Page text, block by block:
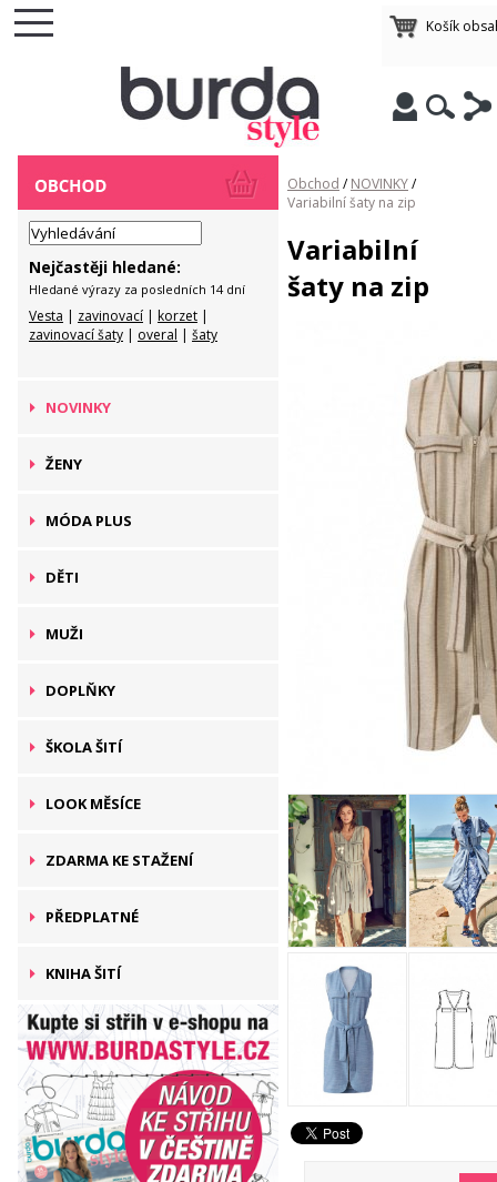
Košík
Nejčastěji hledané:
Hledané výrazy za posledních 14 dní
Vesta | zavinovací | korzet |
zavinovací šaty | overal | šaty
NOVINKY
ŽENY
MÓDA PLUS
DĚTI
MUŽI
DOPLŇKY
ŠKOLA ŠITÍ
LOOK MĚSÍCE
ZDARMA KE STAŽENÍ
PŘEDPLATNÉ
KNIHA ŠITÍ
Obchod / NOVINKY/
Variabilní šaty na zip
Variabilní
šaty na zip